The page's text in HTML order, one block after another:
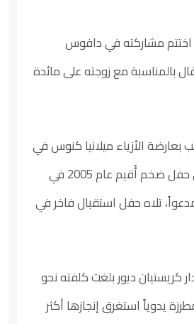
اختتم مشاركته في دافوس
بالمناسبة مع زوجته على مائدة
1998، حين التقى ترامب بعارضة الأزياء ميلانيا كنوس في
أحد الحفلات بمدينة نيويورك، وتُوّجت علاقتهما بالزواج في حفل ضخم أُقيم عام 2005 في
بمدينة بالم بيتش بولاية فلوريدا، بحضور نحو 350 مدعواً، تلاه حفل استقبال فاخر في
كريستيان ديور بلغت كلفته نحو
بطول 13 قدماً وطرحة مطرزة يدوياً استغرق إنجازها أكثر